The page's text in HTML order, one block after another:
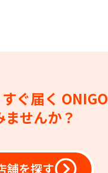
ぐ届く
せんか？
舗を探す